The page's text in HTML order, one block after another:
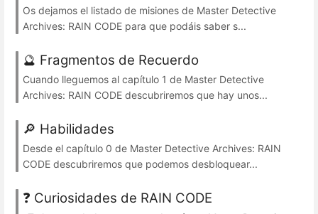
Os dejamos el listado de misiones de Master Detective
Archives: RAIN CODE para que podáis saber s...
🔮 Fragmentos de Recuerdo
Cuando lleguemos al capítulo 1 de Master Detective
Archives: RAIN CODE descubriremos que hay unos...
🔎 Habilidades
Desde el capítulo 0 de Master Detective Archives: RAIN
CODE descubriremos que podemos desbloquear...
❓ Curiosidades de RAIN CODE